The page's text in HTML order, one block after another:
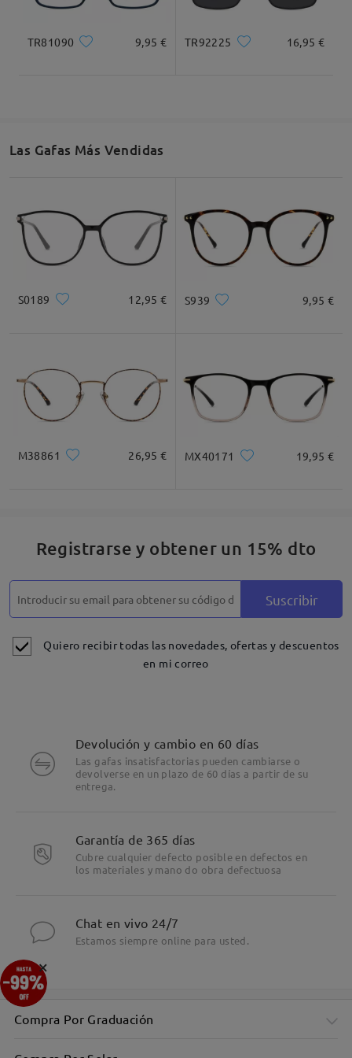
TR81090 9,95 € TR92225 16,95 €
Las Gafas Más Vendidas
S0189 12,95 € S939 9,95 €
M38861 26,95 € MX40171 19,95 €
Registrarse y obtener un 15% dto
Suscribir
Quiero recibir todas las novedades, ofertas y descuentos
en mi correo
Devolución y cambio en 60 días
Las gafas insatisfactorias pueden cambiarse o
devolverse en un plazo de 60 días a partir de su
entrega.
Garantía de 365 días
Cubre cualquier defecto posible en defectos en
los materiales y mano do obra defectuosa
Chat en vivo 24/7
Estamos siempre online para usted.
Compra Por Graduación
×